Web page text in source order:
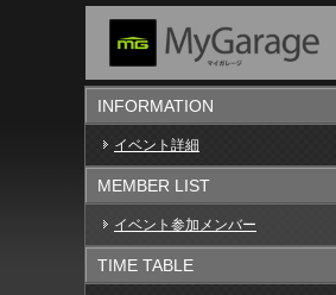
INFORMATION
イベント詳細
MEMBER LIST
イベント参加メンバー
TIME TABLE